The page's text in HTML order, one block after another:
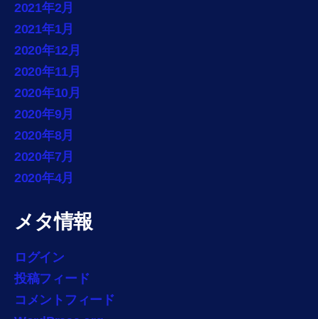
2021年2月
2021年1月
2020年12月
2020年11月
2020年10月
2020年9月
2020年8月
2020年7月
2020年4月
メタ情報
ログイン
投稿フィード
コメントフィード